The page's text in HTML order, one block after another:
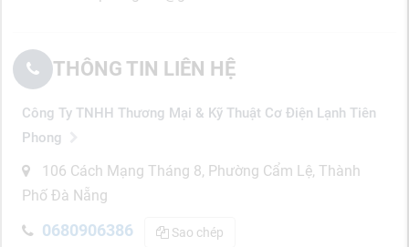
THÔNG TIN LIÊN HỆ
Công Ty TNHH Thương Mại & Kỹ Thuật Cơ Điện Lạnh Tiên
Phong
106 Cách Mạng Tháng 8, Phường Cẩm Lệ, Thành
Phố Đà Nẵng
0680906386 Sao chép